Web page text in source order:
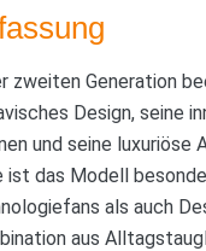
zweiten Generation
Design, seine
und seine luxuriöse
ist das Modell
als auch
aus